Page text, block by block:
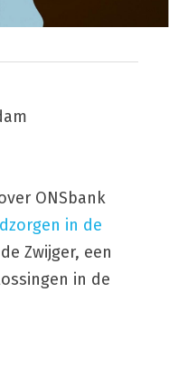
ONSbank
in de
Zwijger, een
in de